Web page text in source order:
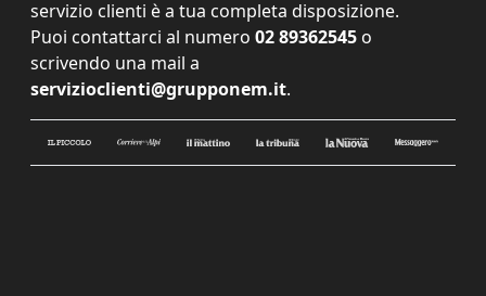
servizio clienti è a tua completa disposizione.
Puoi contattarci al numero 02 89362545 o
scrivendo una mail a
servizioclienti@grupponem.it.